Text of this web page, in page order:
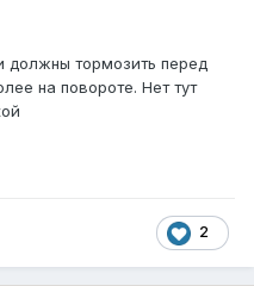
тормозить перед
на повороте. Нет тут
2